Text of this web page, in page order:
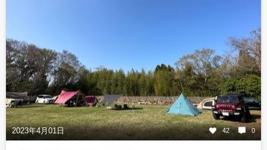
2023年4月01日 42 0